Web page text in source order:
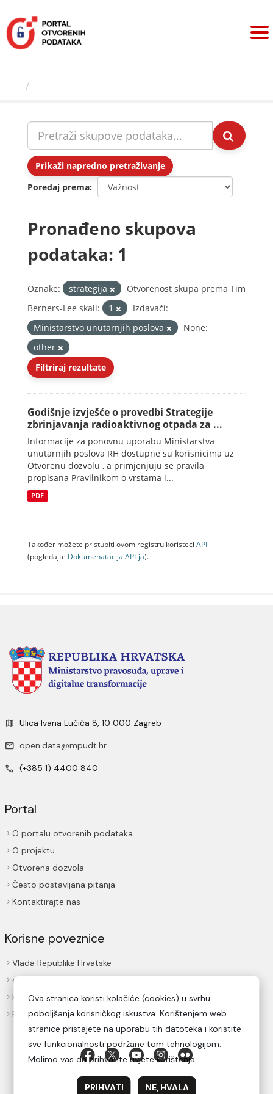
sadržaj
Prikaži napredno pretraživanje
Poredaj prema
Pronađeno skupova
podataka: 1
Oznake: strategija
Otvorenost skupa prema Tim
Berners-Lee skali:
1
Izdavači:
Ministarstvo unutarnjih poslova
None:
other
Filtriraj rezultate
Godišnje izvješće o provedbi Strategije
zbrinjavanja radioaktivnog otpada za ...
Informacije za ponovnu uporabu Ministarstva
unutarnjih poslova RH dostupne su korisnicima uz
Otvorenu dozvolu , a primjenjuju se pravila
propisana Pravilnikom o vrstama i...
PDF
Također možete pristupiti ovom registru koristeći API
(pogledajte Dokumenаtаcijа API-jа).